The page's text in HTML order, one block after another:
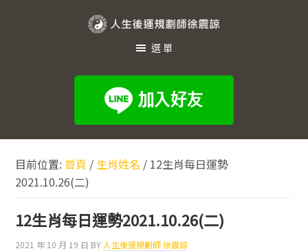
規
師
徐
震
諒
選單
目前位置:首頁 / 生肖姓名 / 12生肖每日運勢
2021.10.26(二)
12生肖每日運勢2021.10.26(二)
2021 年 10 月 19 日 BY 人生後運規劃師 徐震諒